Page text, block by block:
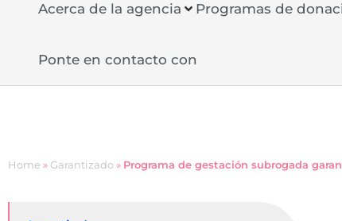
Acerca de la agencia Programas de
Ponte en contacto con
Home » Garantizado» Programa de gestación subrogada